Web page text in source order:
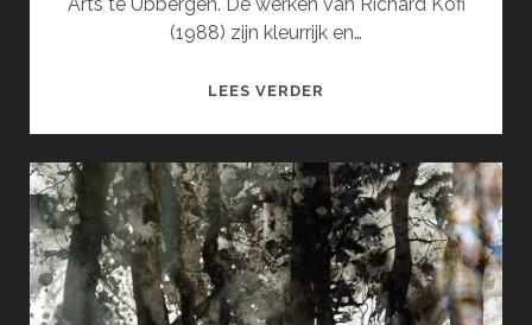
(1988) zijn kleurrijk en…
LEES VERDER
VAN
RICHARD
KOFI